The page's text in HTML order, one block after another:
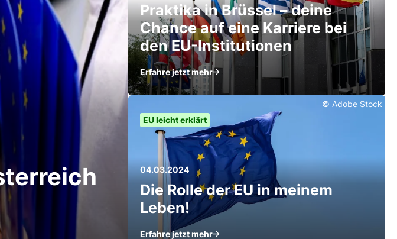
Praktika in Brüssel – deine
Chance auf eine Karriere bei
den EU-Institutionen
Erfahre jetzt mehr
© Adobe Stock
EU leicht erklärt
04.03.2024
Die Rolle der EU in meinem
Leben!
Erfahre jetzt mehr